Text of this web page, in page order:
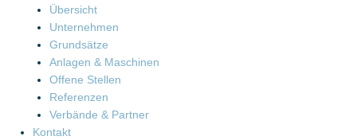
Übersicht
Unternehmen
Grundsätze
Anlagen & Maschinen
Offene Stellen
Referenzen
Verbände & Partner
Kontakt